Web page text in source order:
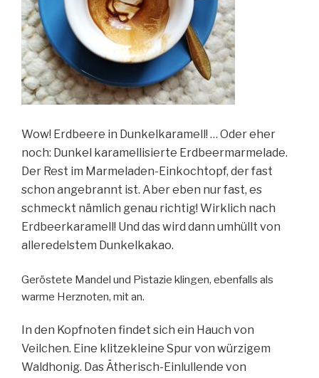
Wow! Erdbeere in Dunkelkaramell! … Oder eher
noch: Dunkel karamellisierte Erdbeermarmelade.
Der Rest im Marmeladen-Einkochtopf, der fast
schon angebrannt ist. Aber eben nur fast, es
schmeckt nämlich genau richtig! Wirklich nach
Erdbeerkaramell! Und das wird dann umhüllt von
alleredelstem Dunkelkakao.
Geröstete Mandel und Pistazie klingen, ebenfalls als
warme Herznoten, mit an.
In den Kopfnoten findet sich ein Hauch von
Veilchen. Eine klitzekleine Spur von würzigem
Waldhonig. Das Ätherisch-Einlullende von